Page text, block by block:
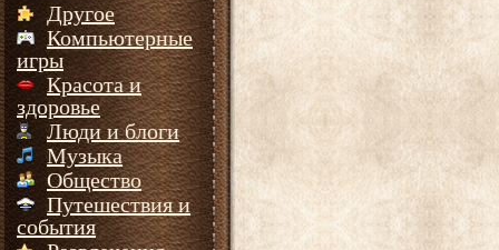
Другое
Компьютерные
игры
Красота и
здоровье
Люди и блоги
Музыка
Общество
Путешествия и
события